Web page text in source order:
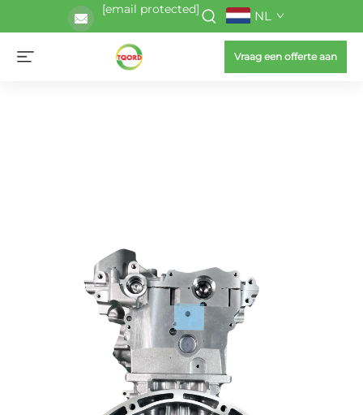
[email protected] NL
Vraag een offerte aan